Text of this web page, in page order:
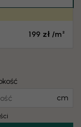
199 zł /m²
cm